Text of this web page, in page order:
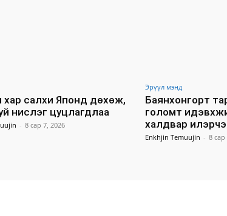
салхи Японд дөхөж,
нислэг цуцлагдлаа
- 8 сар 7, 2026
Эрүүл мэнд
Баянхонгорт
голомт
халдвар
Enkhjin Temuujin - 8 сар